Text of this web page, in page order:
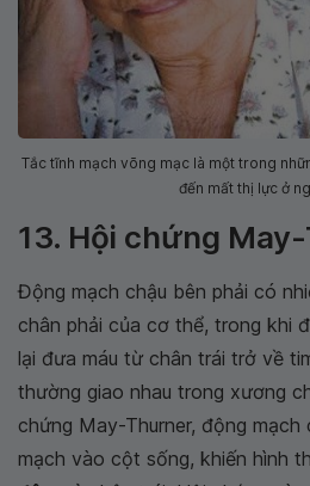
Tắc tĩnh mạch võng mạc là một trong
đến mất thị lực ở
13. Hội chứng
Động mạch chậu bên phải có
chân phải của cơ thể, trong khi
lại đưa máu từ chân trái trở về
thường giao nhau trong xương
chứng May-Thurner, động
mạch vào cột sống, khiến hình